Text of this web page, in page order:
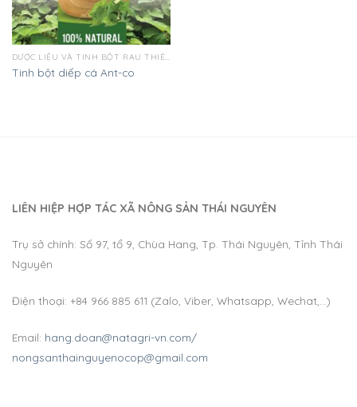
DƯỢC LIỆU VÀ TINH BỘT RAU THIÊN NHIÊN
Tinh bột diếp cá Ant-co
LIÊN HIỆP HỢP TÁC XÃ NÔNG SẢN THÁI NGUYÊN
Trụ sở chính: Số 97, tổ 9, Chùa Hang, Tp. Thái Nguyên, Tỉnh Thái
Nguyên
Điện thoại: +84 966 885 611 (Zalo, Viber, Whatsapp, Wechat,…)
Email: hang.doan@natagri-vn.com/
nongsanthainguyenocop@gmail.com